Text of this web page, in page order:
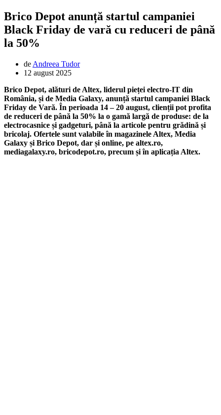
Brico Depot anunță startul campaniei
Black Friday de vară cu reduceri de până
la 50%
de Andreea Tudor
12 august 2025
Brico Depot, alături de Altex, liderul pieței electro-IT din
România, și de Media Galaxy, anunță startul campaniei Black
Friday de Vară. În perioada 14 – 20 august, clienții pot profita
de reduceri de până la 50% la o gamă largă de produse: de la
electrocasnice și gadgeturi, până la articole pentru grădină și
bricolaj. Ofertele sunt valabile în magazinele Altex, Media
Galaxy și Brico Depot, dar și online, pe altex.ro,
mediagalaxy.ro, bricodepot.ro, precum și în aplicația Altex.